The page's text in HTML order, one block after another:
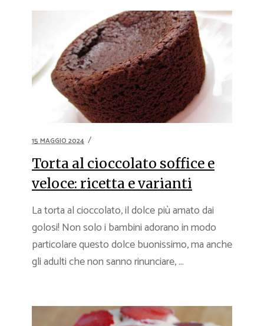
15 MAGGIO 2024
Torta al cioccolato soffice e
veloce: ricetta e varianti
La torta al cioccolato, il dolce più amato dai
golosi! Non solo i bambini adorano in modo
particolare questo dolce buonissimo, ma anche
gli adulti che non sanno rinunciare, ...